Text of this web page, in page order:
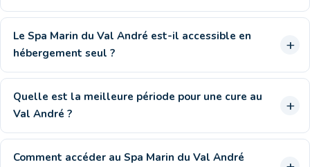
Le Spa Marin du Val André est-il accessible en
hébergement seul ?
Quelle est la meilleure période pour une cure au
Val André ?
Comment accéder au Spa Marin du Val André